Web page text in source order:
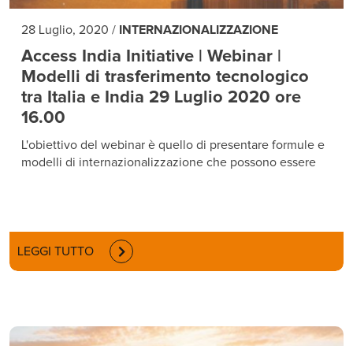
28 Luglio, 2020 / INTERNAZIONALIZZAZIONE
Access India Initiative | Webinar |
Modelli di trasferimento tecnologico
tra Italia e India 29 Luglio 2020 ore
16.00
L'obiettivo del webinar è quello di presentare formule e
modelli di internazionalizzazione che possono essere
LEGGI TUTTO